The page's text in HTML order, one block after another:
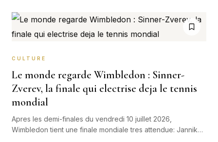
CULTURE
Le monde regarde Wimbledon : Sinner-
Zverev, la finale qui electrise deja le tennis
mondial
Apres les demi-finales du vendredi 10 juillet 2026,
Wimbledon tient une finale mondiale tres attendue: Jannik